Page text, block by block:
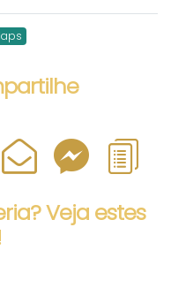
Veja estes